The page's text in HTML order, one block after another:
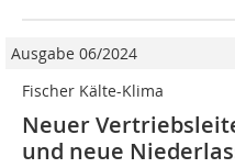
Ausgabe 06/2024
Fischer Kälte-Klima
Neuer
und neue